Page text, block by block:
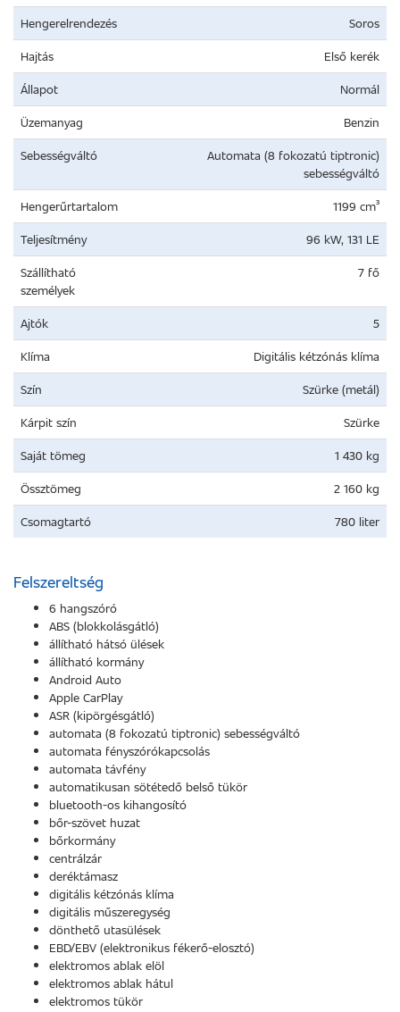
Hengerelrendezés
Soros
Hajtás
Első kerék
Állapot
Normál
Üzemanyag
Benzin
Sebességváltó
Automata (8 fokozatú tiptronic)
sebességváltó
Hengerűrtartalom
1199 cm³
Teljesítmény
96 kW, 131 LE
Szállítható
személyek
7 fő
Ajtók
5
Klíma
Digitális kétzónás klíma
Szín
Szürke (metál)
Kárpit szín
Szürke
Saját tömeg
1 430 kg
Össztömeg
2 160 kg
Csomagtartó
780 liter
Felszereltség
6 hangszóró
ABS (blokkolásgátló)
állítható hátsó ülések
állítható kormány
Android Auto
Apple CarPlay
ASR (kipörgésgátló)
automata (8 fokozatú tiptronic) sebességváltó
automata fényszórókapcsolás
automata távfény
automatikusan sötétedő belső tükör
bluetooth-os kihangosító
bőr-szövet huzat
bőrkormány
centrálzár
deréktámasz
digitális kétzónás klíma
digitális műszeregység
dönthető utasülések
EBD/EBV (elektronikus fékerő-elosztó)
elektromos ablak elöl
elektromos ablak hátul
elektromos tükör